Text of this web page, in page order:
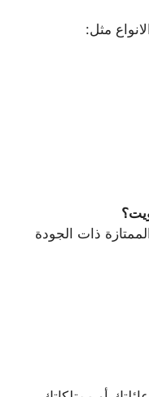
مثل:
ذات الجودة